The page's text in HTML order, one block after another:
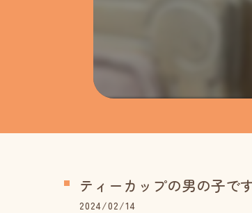
ティーカップの男の子です
2024/02/14